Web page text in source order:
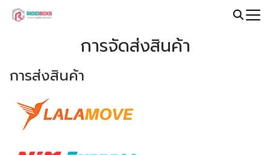
Skip
การจัดส่งสินค้า
การส่งสินค้า